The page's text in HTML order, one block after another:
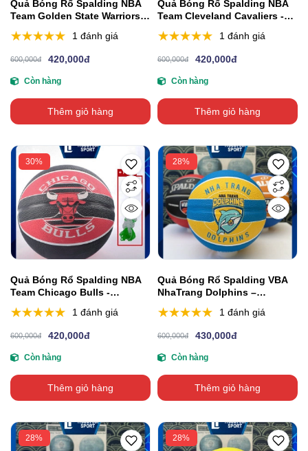
Quả Bóng Rổ Spalding NBA
Team Golden State Warriors -
1 đánh giá
600,000đ 420,000đ
Còn hàng
Thêm giỏ hàng
Quả Bóng Rổ Spalding NBA
Team Cleveland Cavaliers -
1 đánh giá
600,000đ 420,000đ
Còn hàng
Thêm giỏ hàng
30%
Quả Bóng Rổ Spalding NBA
Team Chicago Bulls -
1 đánh giá
600,000đ 420,000đ
Còn hàng
Thêm giỏ hàng
28%
Quả Bóng Rổ Spalding VBA
NhaTrang Dolphins –
1 đánh giá
600,000đ 430,000đ
Còn hàng
Thêm giỏ hàng
28% 28%